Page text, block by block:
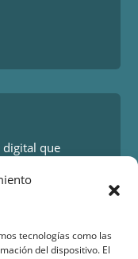
tecnologías como las
del dispositivo. El
digital que